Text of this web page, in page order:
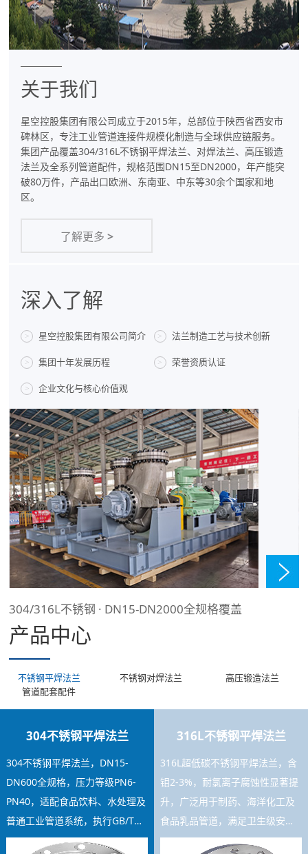
造
关于我们
星空控股集团有限公司成立于2015年，总部位于陕西省西安市
碑林区，专注工业管道连接件规模化制造与全球供应链服务。
集团产品覆盖304/316L不锈钢平焊法兰、对焊法兰、高压锻造
法兰及全系列管道配件，规格范围DN15至DN2000，年产能突
破80万件，产品出口欧洲、东南亚、中东等30余个国家和地
区。
了解更多 >
深入了解
> 星空控股集团有限公司简介 > 法兰制造工艺与技术创新
> 集团十年发展历程 > 荣誉资质认证
> 企业文化与核心价值观
304/316L不锈钢 · DN15-DN2000全规格覆盖
产品中心
不锈钢平焊法兰 不锈钢对焊法兰
高压锻造法兰
管道配套配件
304不锈钢平焊法兰
304不锈钢平焊法兰，DN15-
DN600全规格，压力等级PN6-
PN40，适配食品饮料、水处理及
普通工业管道系统，执行GB/T
9119标准，焊接工艺稳定，库存
316L不锈钢平焊法兰
316L超低碳不锈钢平焊法兰，含
钼2-3%，耐氯离子腐蚀性显著提
升，广泛用于制药、海洋化工及
食品乳品管道，满足卫生级安装
要求，可提供材质证书及SGS检